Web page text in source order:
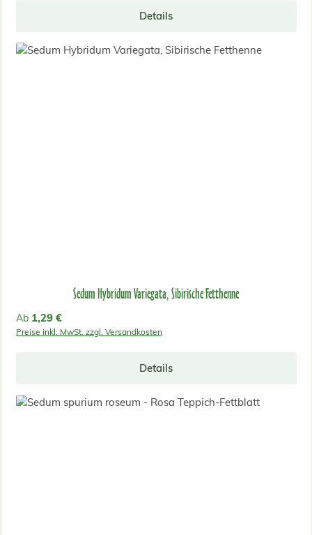
Details
Sedum Hybridum Variegata, Sibirische Fetthenne
Regulärer Preis:
Ab 1,29 €
Preise inkl. MwSt. zzgl. Versandkosten
Details